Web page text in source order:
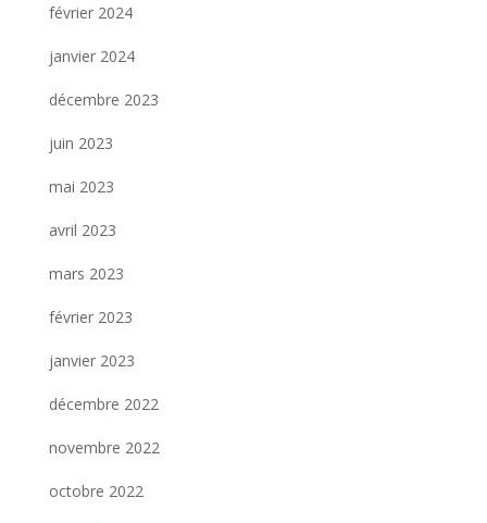
février 2024
janvier 2024
décembre 2023
juin 2023
mai 2023
avril 2023
mars 2023
février 2023
janvier 2023
décembre 2022
novembre 2022
octobre 2022